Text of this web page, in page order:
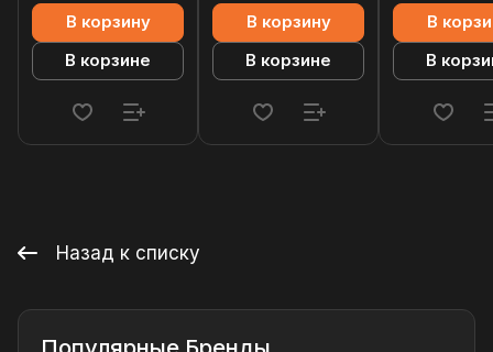
В корзину
В корзине
В корзину
В корзине
В
В
Назад к списку